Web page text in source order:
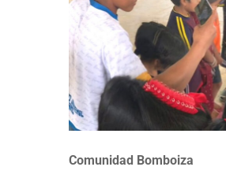
Comunidad Bomboiza